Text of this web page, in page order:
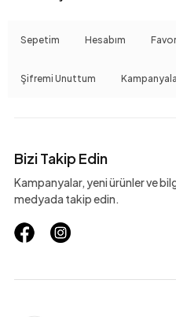
Sepetim Hesabım
Şifremi Unuttum
Bizi Takip Edin
Kampanyalar, yeni ürünler ve
medyada takip edin.